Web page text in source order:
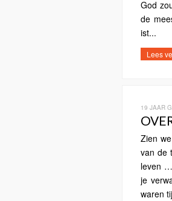
God
de
ist...
Lees
19 JAAR
Zien
van de
leven
je
waren